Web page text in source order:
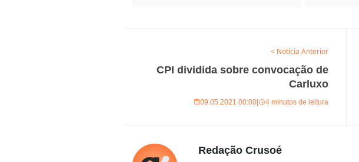
< Notícia Anterior
CPI dividida sobre convocação de
Carluxo
09.05.2021 00:00| 4 minutos de leitura
Redação Crusoé